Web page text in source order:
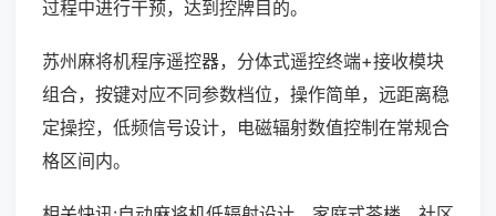
过程中进行干预，达到控牌目的。
苏州麻将机程序遥控器，分体式遥控终端+接收模块
组合，按键对应不同参数档位，操作简单，远距离稳
定操控，低频信号设计，电磁辐射数值控制在常规合
格区间内。